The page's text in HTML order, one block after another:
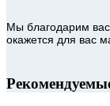
Мы благодарим вас
окажется для вас